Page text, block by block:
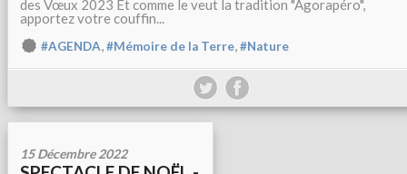
des Vœux 2023 Et comme le veut la tradition "Agorapéro",
apportez votre couffin...
#AGENDA,#Mémoire de la Terre,#Nature
15 Décembre 2022